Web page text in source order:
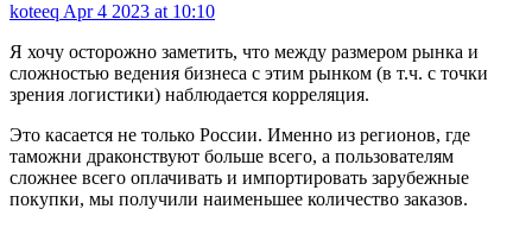
koteeq Apr 4 2023 at 10:10
Я хочу осторожно заметить, что между размером рынка и
сложностью ведения бизнеса с этим рынком (в т.ч. с точки
зрения логистики) наблюдается корреляция.
Это касается не только России. Именно из регионов, где
таможни драконствуют больше всего, а пользователям
сложнее всего оплачивать и импортировать зарубежные
покупки, мы получили наименьшее количество заказов.